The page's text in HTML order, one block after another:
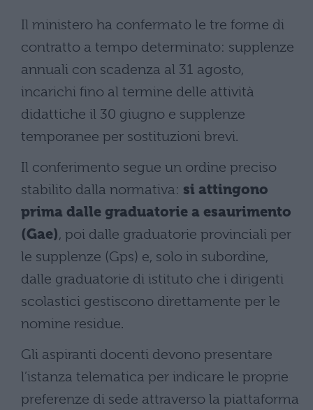
Il ministero ha confermato le tre forme di
contratto a tempo determinato: supplenze
annuali con scadenza al 31 agosto,
incarichi fino al termine delle attività
didattiche il 30 giugno e supplenze
temporanee per sostituzioni brevi.
Il conferimento segue un ordine preciso
stabilito dalla normativa: si attingono
prima dalle graduatorie a esaurimento
(Gae), poi dalle graduatorie provinciali per
le supplenze (Gps) e, solo in subordine,
dalle graduatorie di istituto che i dirigenti
scolastici gestiscono direttamente per le
nomine residue.
Gli aspiranti docenti devono presentare
l’istanza telematica per indicare le proprie
preferenze di sede attraverso la piattaforma